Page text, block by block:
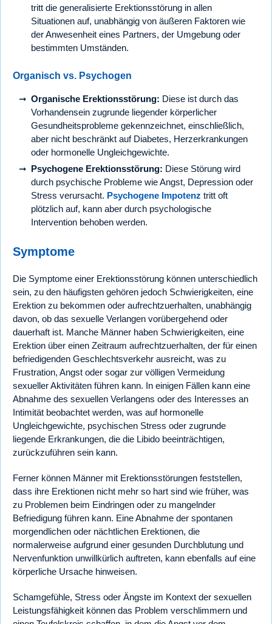
tritt die generalisierte Erektionsstörung in allen
Situationen auf, unabhängig von äußeren Faktoren wie
der Anwesenheit eines Partners, der Umgebung oder
bestimmten Umständen.
Organisch vs. Psychogen
Organische Erektionsstörung: Diese ist durch das
Vorhandensein zugrunde liegender körperlicher
Gesundheitsprobleme gekennzeichnet, einschließlich,
aber nicht beschränkt auf Diabetes, Herzerkrankungen
oder hormonelle Ungleichgewichte.
Psychogene Erektionsstörung: Diese Störung wird
durch psychische Probleme wie Angst, Depression oder
Stress verursacht. Psychogene Impotenz tritt oft
plötzlich auf, kann aber durch psychologische
Intervention behoben werden.
Symptome
Die Symptome einer Erektionsstörung können unterschiedlich
sein, zu den häufigsten gehören jedoch Schwierigkeiten, eine
Erektion zu bekommen oder aufrechtzuerhalten, unabhängig
davon, ob das sexuelle Verlangen vorübergehend oder
dauerhaft ist. Manche Männer haben Schwierigkeiten, eine
Erektion über einen Zeitraum aufrechtzuerhalten, der für einen
befriedigenden Geschlechtsverkehr ausreicht, was zu
Frustration, Angst oder sogar zur völligen Vermeidung
sexueller Aktivitäten führen kann. In einigen Fällen kann eine
Abnahme des sexuellen Verlangens oder des Interesses an
Intimität beobachtet werden, was auf hormonelle
Ungleichgewichte, psychischen Stress oder zugrunde
liegende Erkrankungen, die die Libido beeinträchtigen,
zurückzuführen sein kann.
Ferner können Männer mit Erektionsstörungen feststellen,
dass ihre Erektionen nicht mehr so hart sind wie früher, was
zu Problemen beim Eindringen oder zu mangelnder
Befriedigung führen kann. Eine Abnahme der spontanen
morgendlichen oder nächtlichen Erektionen, die
normalerweise aufgrund einer gesunden Durchblutung und
Nervenfunktion unwillkürlich auftreten, kann ebenfalls auf eine
körperliche Ursache hinweisen.
Schamgefühle, Stress oder Ängste im Kontext der sexuellen
Leistungsfähigkeit können das Problem verschlimmern und